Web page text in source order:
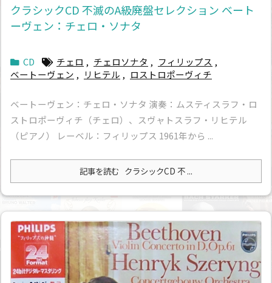
クラシックCD 不滅のA級廃盤セレクション ベート
ーヴェン：チェロ・ソナタ
CD チェロ , チェロソナタ , フィリップス ,
ベートーヴェン , リヒテル , ロストロポーヴィチ
ベートーヴェン：チェロ・ソナタ 演奏：ムスティスラフ・ロ
ストロポーヴィチ（チェロ）、スヴャトスラフ・リヒテル
（ピアノ） レーベル：フィリップス 1961年から ...
記事を読む クラシックCD 不 ...